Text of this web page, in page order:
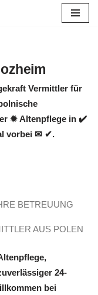
Vermittler für
✹ Altenpflege in ✔️
vorbei ✉ ✔.
BETREUUNG
AUS POLEN
24-
bei